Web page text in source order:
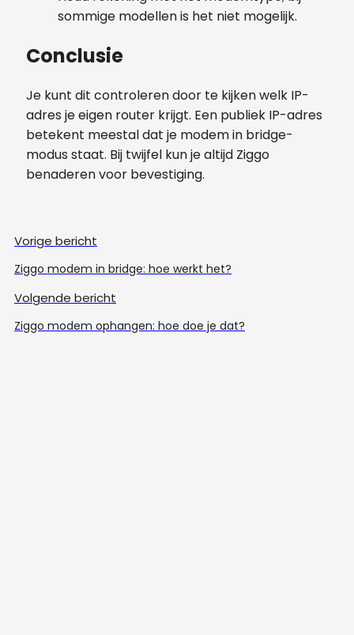
sommige modellen is het niet mogelijk.
Conclusie
Je kunt dit controleren door te kijken welk IP-
adres je eigen router krijgt. Een publiek IP-adres
betekent meestal dat je modem in bridge-
modus staat. Bij twijfel kun je altijd Ziggo
benaderen voor bevestiging.
Vorige bericht
Ziggo modem in bridge: hoe werkt het?
Volgende bericht
Ziggo modem ophangen: hoe doe je dat?